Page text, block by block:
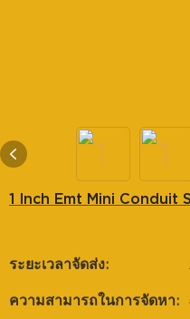
1 Inch Emt Mini Conduit
ระยะเวลาจัดส่ง:
ความสามารถในการจัดหา: